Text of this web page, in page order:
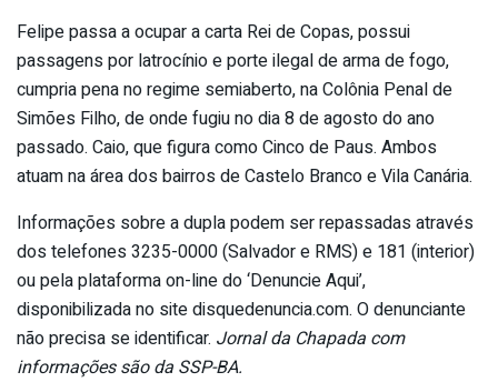
Felipe passa a ocupar a carta Rei de Copas, possui
passagens por latrocínio e porte ilegal de arma de fogo,
cumpria pena no regime semiaberto, na Colônia Penal de
Simões Filho, de onde fugiu no dia 8 de agosto do ano
passado. Caio, que figura como Cinco de Paus. Ambos
atuam na área dos bairros de Castelo Branco e Vila Canária.
Informações sobre a dupla podem ser repassadas através
dos telefones 3235-0000 (Salvador e RMS) e 181 (interior)
ou pela plataforma on-line do ‘Denuncie Aqui’,
disponibilizada no site disquedenuncia.com. O denunciante
não precisa se identificar. Jornal da Chapada com
informações são da SSP-BA.